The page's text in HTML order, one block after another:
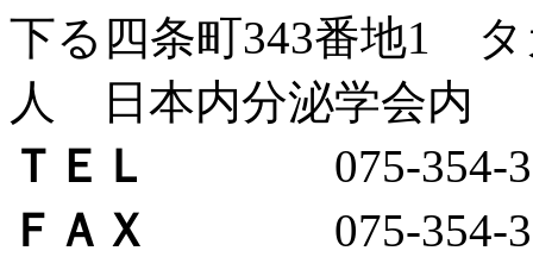
下る四条町343番地1
人 日本内分泌学会内
ＴＥＬ
075-354-
ＦＡＸ
075-354-